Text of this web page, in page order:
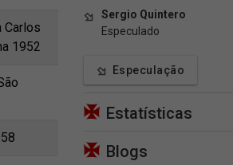
Carlos
1952
Sergio Quintero
Especulado
Especulação
Estatísticas
Blogs